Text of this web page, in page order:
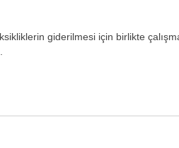
giderilmesi için birlikte